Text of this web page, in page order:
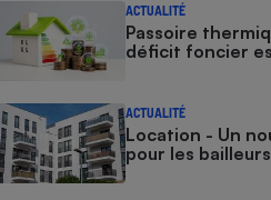
ACTUALITÉ
Passoire
déficit foncier
ACTUALITÉ
Location - Un
pour les